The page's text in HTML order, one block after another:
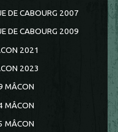
DE CABOURG 2007
DE CABOURG 2009
2021
2023
MÂCON
MÂCON
MÂCON